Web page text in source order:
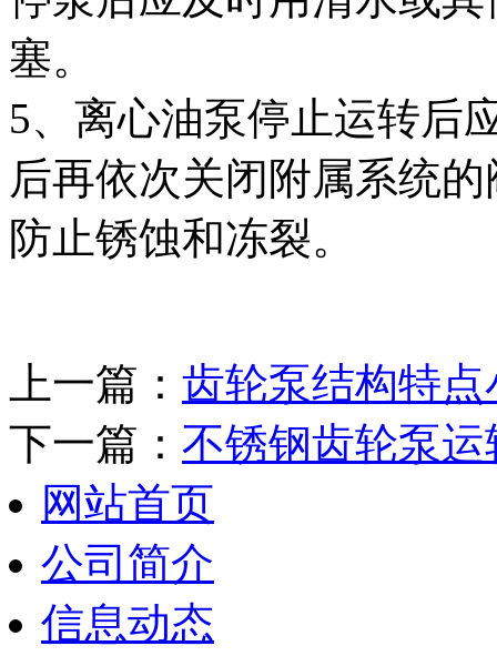
塞。
5、离心油泵停止运转后
后再依次关闭附属系统
防止锈蚀和冻裂。
上一篇： 齿轮泵结构特点
下一篇： 不锈钢齿轮泵
网站首页
公司简介
信息动态